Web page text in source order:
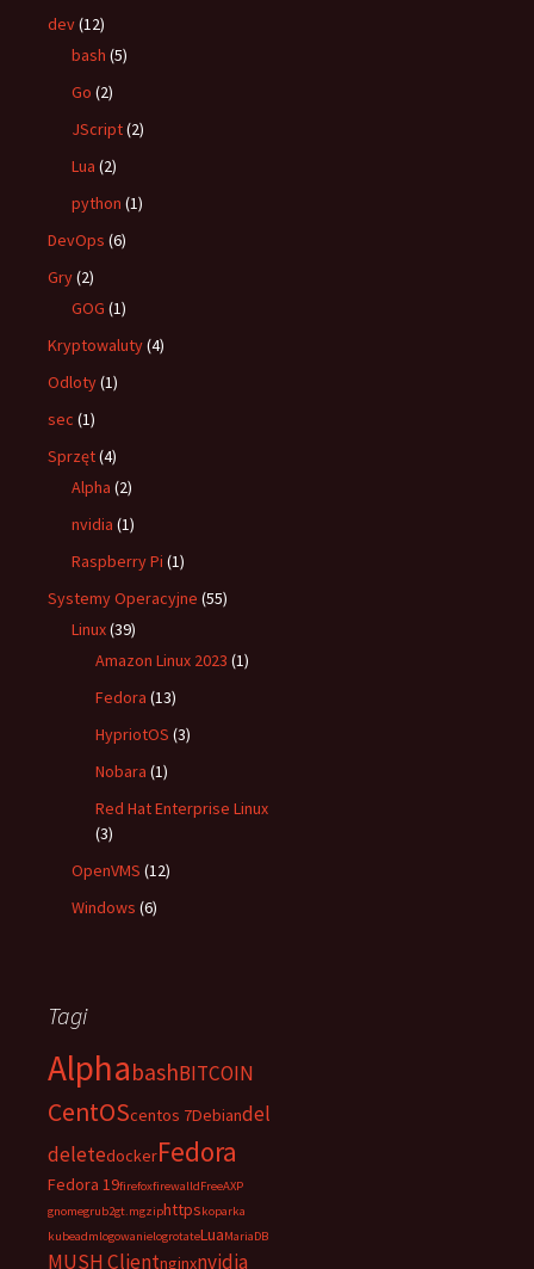
dev(12)
bash (5)
Go (2)
JScript(2)
Lua (2)
python (1)
DevOps (6)
Gry(2)
GOG (1)
Kryptowaluty(4)
Odloty(1)
sec (1)
Sprzęt(4)
Alpha (2)
nvidia (1)
Raspberry Pi (1)
Systemy Operacyjne (55)
Linux(39)
Amazon Linux 2023 (1)
Fedora (13)
HypriotOS (3)
Nobara (1)
Red Hat Enterprise Linux
(3)
OpenVMS (12)
Windows (6)
Tagi
AlphabashBITCOIN
CentOScentos 7Debiandel
deletedockerFedora
Fedora 19firefoxfirewalldFreeAXP
gnomegrub2gt.mgziphttpskoparka
kubeadmlogowanielogrotateLuaMariaDB
MUSH Clientnginxnvidia